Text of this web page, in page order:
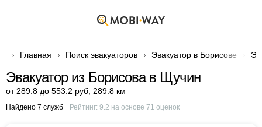
Главная Поиск эвакуаторов Эвакуатор в Борисове
Эвакуатор из Борисова в Щучин
от 289.8 до 553.2 руб 289.8 км
Найдено 7 служб Рейтинг: 9.2 на основе 71 оценок